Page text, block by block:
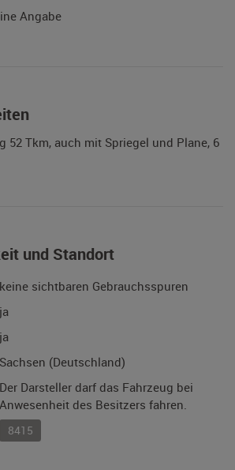
Angabe
52 Tkm, auch mit Spriegel und Plane, 6
und Standort
keine sichtbaren Gebrauchsspuren
ja
ja
Sachsen (Deutschland)
Der Darsteller darf das Fahrzeug bei
Anwesenheit des Besitzers fahren.
8415